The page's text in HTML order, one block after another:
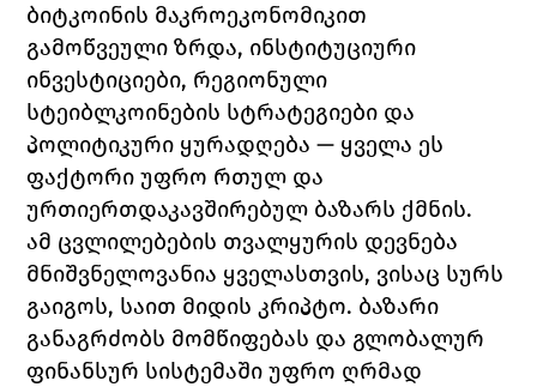
ბიტკოინის მაკროეკონომიკით
გამოწვეული ზრდა, ინსტიტუციური
ინვესტიციები, რეგიონული
სტეიბლკოინების სტრატეგიები და
პოლიტიკური ყურადღება — ყველა ეს
ფაქტორი უფრო რთულ და
ურთიერთდაკავშირებულ ბაზარს ქმნის.
ამ ცვლილებების თვალყურის დევნება
მნიშვნელოვანია ყველასთვის, ვისაც სურს
გაიგოს, საით მიდის კრიპტო. ბაზარი
განაგრძობს მომწიფებას და გლობალურ
ფინანსურ სისტემაში უფრო ღრმად